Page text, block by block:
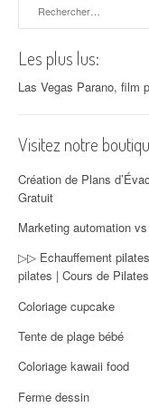
Les plus lus:
Las Vegas Parano, film
Visitez notre
Création de Plans
Gratuit
Marketing automation
▷▷ Echauffement
pilates | Cours de
Coloriage cupcake
Tente de plage bébé
Coloriage kawaii food
Ferme dessin